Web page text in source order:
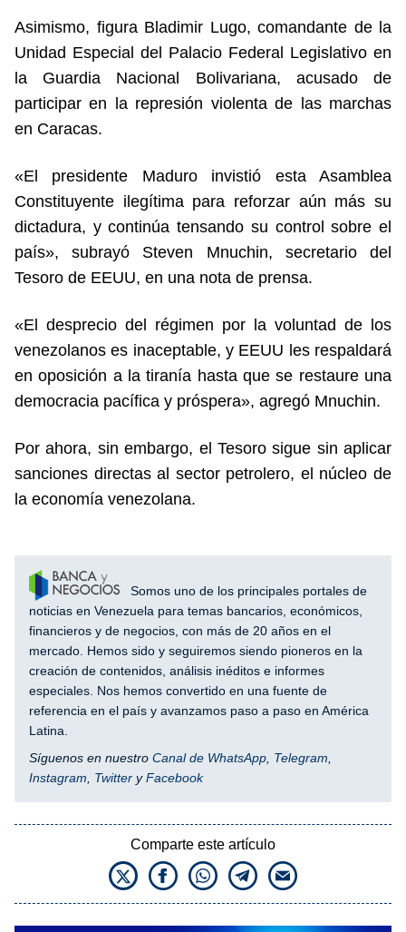
Asimismo, figura Bladimir Lugo, comandante de la
Unidad Especial del Palacio Federal Legislativo en
la Guardia Nacional Bolivariana, acusado de
participar en la represión violenta de las marchas
en Caracas.
«El presidente Maduro invistió esta Asamblea
Constituyente ilegítima para reforzar aún más su
dictadura, y continúa tensando su control sobre el
país», subrayó Steven Mnuchin, secretario del
Tesoro de EEUU, en una nota de prensa.
«El desprecio del régimen por la voluntad de los
venezolanos es inaceptable, y EEUU les respaldará
en oposición a la tiranía hasta que se restaure una
democracia pacífica y próspera», agregó Mnuchin.
Por ahora, sin embargo, el Tesoro sigue sin aplicar
sanciones directas al sector petrolero, el núcleo de
la economía venezolana.
Somos uno de los principales portales de
noticias en Venezuela para temas bancarios, económicos,
financieros y de negocios, con más de 20 años en el
mercado. Hemos sido y seguiremos siendo pioneros en la
creación de contenidos, análisis inéditos e informes
especiales. Nos hemos convertido en una fuente de
referencia en el país y avanzamos paso a paso en América
Latina.
Síguenos en nuestro Canal de WhatsApp Telegram
Instagram
Twitter yFacebook
Comparte este artículo